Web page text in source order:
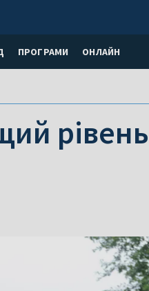
ПРОГРАМИ ОНЛАЙН